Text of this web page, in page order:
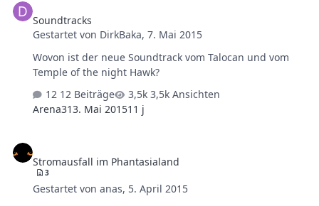
Soundtracks
Gestartet von DirkBaka,7. Mai 2015
Wovon ist der neue Soundtrack vom Talocan und vom
Temple of the night Hawk?
12 Beiträge
3,5k Ansichten
Arena313. Mai 201511 j
Stromausfall im Phantasialand
3
Gestartet vonanas, 5. April 2015